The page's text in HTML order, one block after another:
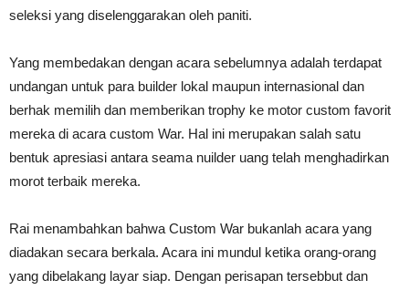
seleksi yang diselenggarakan oleh paniti.
Yang membedakan dengan acara sebelumnya adalah terdapat
undangan untuk para builder lokal maupun internasional dan
berhak memilih dan memberikan trophy ke motor custom favorit
mereka di acara custom War. Hal ini merupakan salah satu
bentuk apresiasi antara seama nuilder uang telah menghadirkan
morot terbaik mereka.
Rai menambahkan bahwa Custom War bukanlah acara yang
diadakan secara berkala. Acara ini mundul ketika orang-orang
yang dibelakang layar siap. Dengan perisapan tersebbut dan